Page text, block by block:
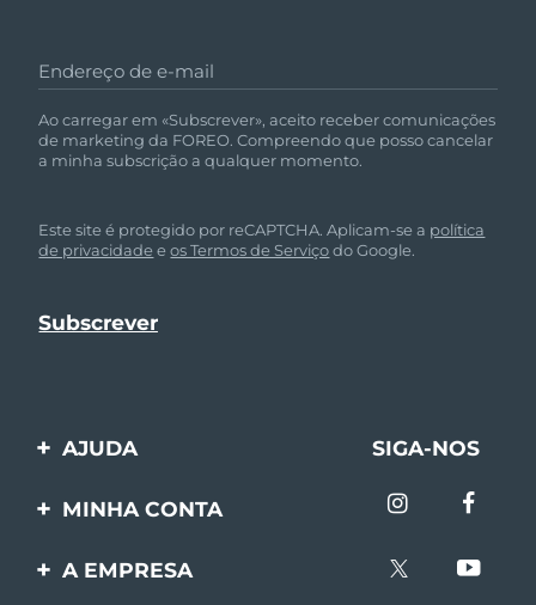
Endereço de e-mail
Ao carregar em «Subscrever», aceito receber comunicações
de marketing da FOREO. Compreendo que posso cancelar
a minha subscrição a qualquer momento.
Este site é protegido por reCAPTCHA. Aplicam-se a política
de privacidade eos Termos de Serviçodo Google.
AJUDA
Entre em contato
SIGA-NOS
MINHA CONTA
Registro de produto
A EMPRESA